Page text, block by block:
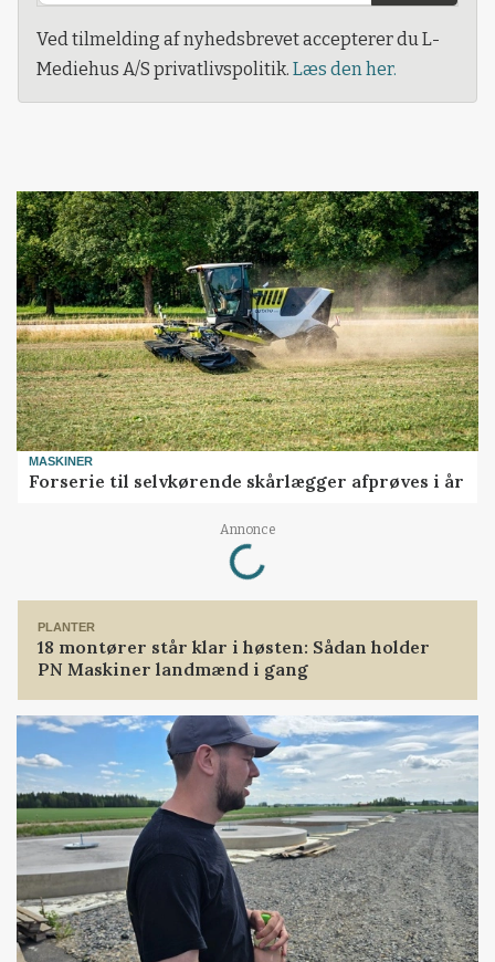
Ved tilmelding af nyhedsbrevet accepterer du L-
Mediehus A/S privatlivspolitik. Læs den her.
MASKINER
Forserie til selvkørende skårlægger afprøves i år
Annonce
Loading...
PLANTER
18 montører står klar i høsten: Sådan holder
PN Maskiner landmænd i gang